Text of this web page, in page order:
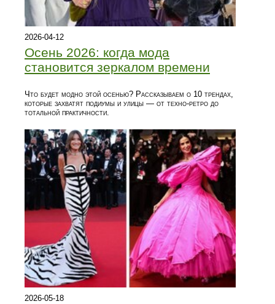
2026-04-12
Осень 2026: когда мода
становится зеркалом времени
Что будет модно этой осенью? Рассказываем о 10 трендах,
которые захватят подиумы и улицы — от техно-ретро до
тотальной практичности.
2026-05-18